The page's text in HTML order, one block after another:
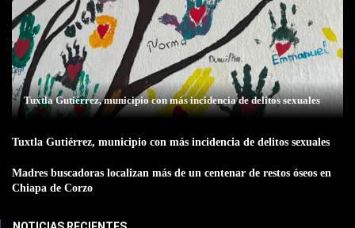
Tuxtla Gutiérrez, municipio con más incidencia de delitos sexuales
Tuxtla Gutiérrez, municipio con más incidencia de delitos sexuales
Madres buscadoras localizan más de un centenar de restos óseos en
Chiapa de Corzo